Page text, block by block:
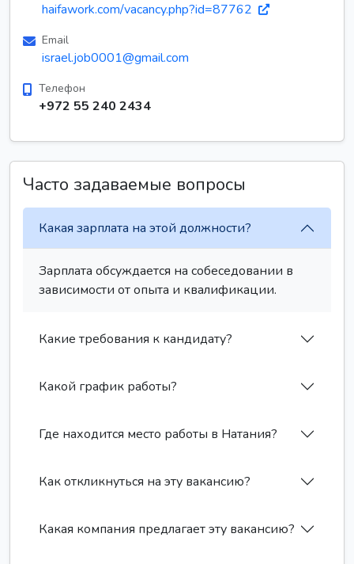
haifawork.com/vacancy.php?id=87762
Email
israel.job0001@gmail.com
Телефон
+972 55 240 2434
Часто задаваемые вопросы
Какая зарплата на этой должности?
Зарплата обсуждается на собеседовании в
зависимости от опыта и квалификации.
Какие требования к кандидату?
Какой график работы?
Где находится место работы в Натания?
Как откликнуться на эту вакансию?
Какая компания предлагает эту вакансию?